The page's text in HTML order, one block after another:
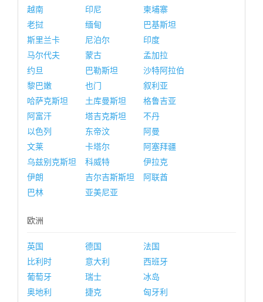
越南
印尼
柬埔寨
老挝
缅甸
巴基斯坦
斯里兰卡
尼泊尔
印度
马尔代夫
蒙古
孟加拉
约旦
巴勒斯坦
沙特阿拉伯
黎巴嫩
也门
叙利亚
哈萨克斯坦
土库曼斯坦
格鲁吉亚
阿富汗
塔吉克斯坦
不丹
以色列
东帝汶
阿曼
文莱
卡塔尔
阿塞拜疆
乌兹别克斯坦
科威特
伊拉克
伊朗
吉尔吉斯斯坦
阿联酋
巴林
亚美尼亚
欧洲
英国 德国
法国
比利时
意大利
西班牙
葡萄牙
瑞士
冰岛
奥地利
捷克
匈牙利